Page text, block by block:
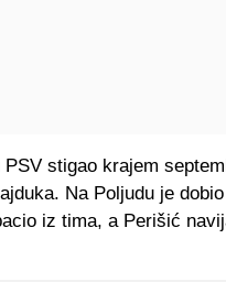
stigao krajem
Na Poljudu je
iz tima, a Perišić